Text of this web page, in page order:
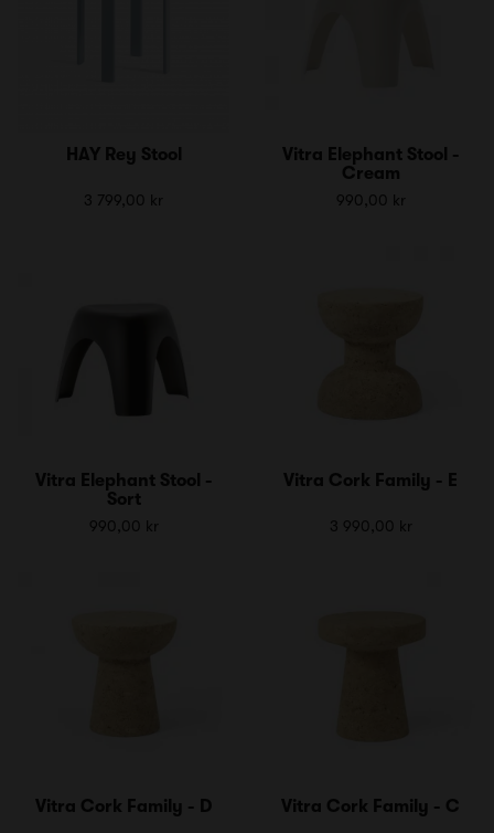
HAY Rey Stool
3 799,00 kr
Vitra Elephant Stool -
Cream
990,00 kr
Vitra Elephant Stool -
Sort
990,00 kr
Vitra Cork Family - E
3 990,00 kr
Vitra Cork Family - D Vitra Cork Family - C